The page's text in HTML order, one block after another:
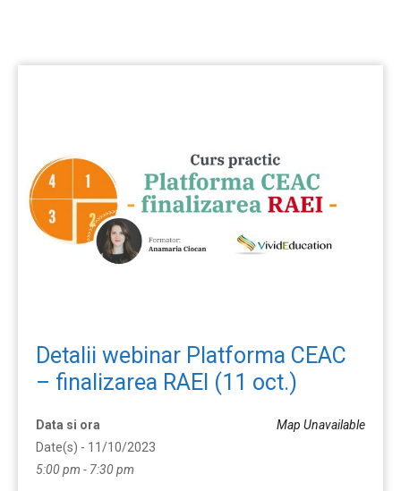
Detalii webinar Platforma CEAC
– finalizarea RAEI (11 oct.)
Map Unavailable
Data si ora
Date(s) - 11/10/2023
5:00 pm - 7:30 pm